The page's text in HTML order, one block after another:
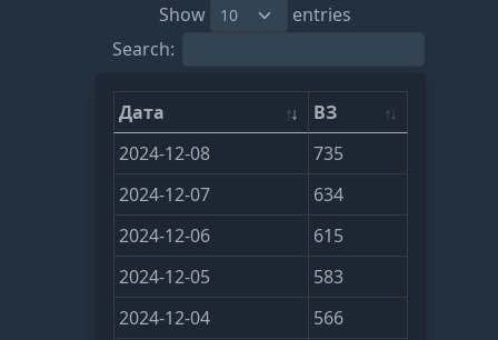
Show
entries
Search:
Дата
ВЗ
2024-12-08
735
2024-12-07
634
2024-12-06
615
2024-12-05
583
2024-12-04
566